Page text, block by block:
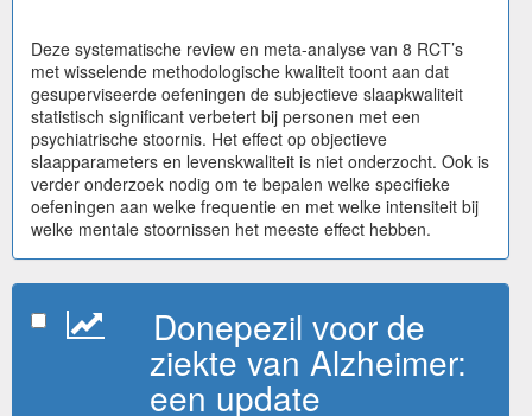
Deze systematische review en meta-analyse van 8 RCT’s
met wisselende methodologische kwaliteit toont aan dat
gesuperviseerde oefeningen de subjectieve slaapkwaliteit
statistisch significant verbetert bij personen met een
psychiatrische stoornis. Het effect op objectieve
slaapparameters en levenskwaliteit is niet onderzocht. Ook is
verder onderzoek nodig om te bepalen welke specifieke
oefeningen aan welke frequentie en met welke intensiteit bij
welke mentale stoornissen het meeste effect hebben.
Donepezil voor de
ziekte van Alzheimer:
een update